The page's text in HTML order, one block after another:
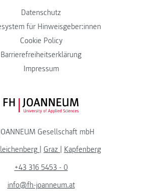
Datenschutz
für Hinweisgeber:innen
Cookie Policy
Barrierefreiheitserklärung
Impressum
FH JOANNEUM Logo
Gesellschaft mbH
Graz
Kapfenberg
+43 316 5453 - 0
info@fh-joanneum.at